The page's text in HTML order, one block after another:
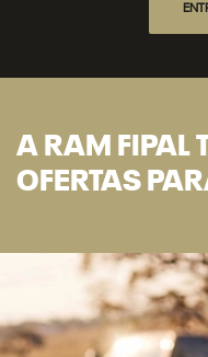
A RAM FIPAL
OFERTAS